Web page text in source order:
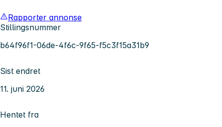
Rapporter annonse
Stillingsnummer
b64f96f1-06de-4f6c-9f65-f5c3f15a31b9
Sist endret
11. juni 2026
Hentet fra